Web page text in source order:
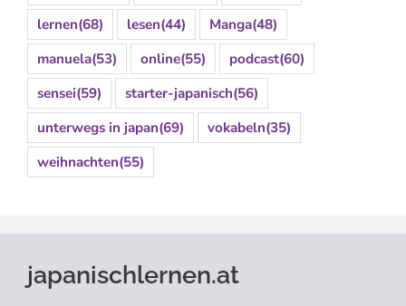
lernen(68) lesen(44) Manga(48)
manuela(53) online(55) podcast(60)
sensei(59) starter-japanisch(56)
unterwegs in japan(69) vokabeln(35)
weihnachten(55)
japanischlernen.at